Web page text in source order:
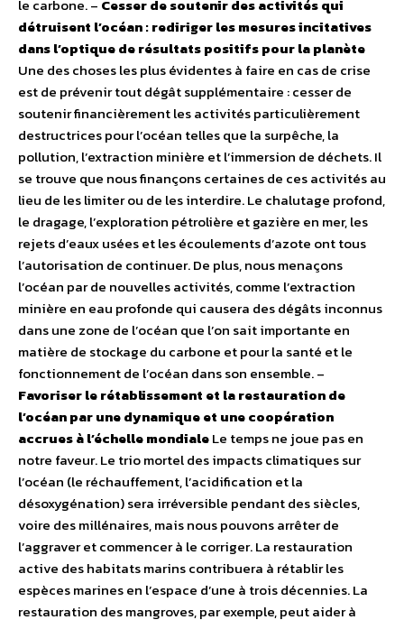
le carbone. – Cesser de soutenir des activités qui
détruisent l’océan : rediriger les mesures incitatives
dans l’optique de résultats positifs pour la planète
Une des choses les plus évidentes à faire en cas de crise
est de prévenir tout dégât supplémentaire : cesser de
soutenir financièrement les activités particulièrement
destructrices pour l’océan telles que la surpêche, la
pollution, l’extraction minière et l’immersion de déchets. Il
se trouve que nous finançons certaines de ces activités au
lieu de les limiter ou de les interdire. Le chalutage profond,
le dragage, l’exploration pétrolière et gazière en mer, les
rejets d’eaux usées et les écoulements d’azote ont tous
l’autorisation de continuer. De plus, nous menaçons
l’océan par de nouvelles activités, comme l’extraction
minière en eau profonde qui causera des dégâts inconnus
dans une zone de l’océan que l’on sait importante en
matière de stockage du carbone et pour la santé et le
fonctionnement de l’océan dans son ensemble. –
Favoriser le rétablissement et la restauration de
l’océan par une dynamique et une coopération
accrues à l’échelle mondialeLe temps ne joue pas en
notre faveur. Le trio mortel des impacts climatiques sur
l’océan (le réchauffement, l’acidification et la
désoxygénation) sera irréversible pendant des siècles,
voire des millénaires, mais nous pouvons arrêter de
l’aggraver et commencer à le corriger. La restauration
active des habitats marins contribuera à rétablir les
espèces marines en l’espace d’une à trois décennies. La
restauration des mangroves, par exemple, peut aider à